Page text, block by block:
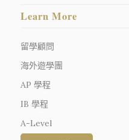
Learn More
留學顧問
海外遊學團
AP 學程
IB 學程
A-Level